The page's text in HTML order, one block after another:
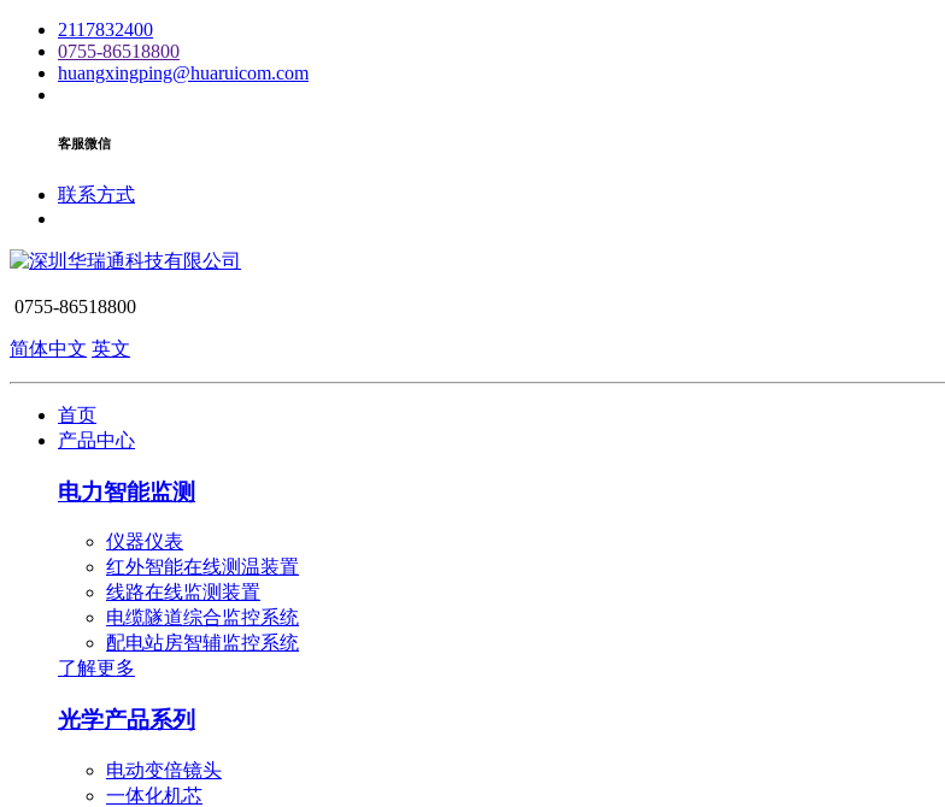
2117832400
0755-86518800
huangxingping@huaruicom.com
客服微信
联系方式
0755-86518800
简体中文 英文
首页
产品中心
电力智能监测
仪器仪表
红外智能在线测温装置
线路在线监测装置
电缆隧道综合监控系统
配电站房智辅监控系统
了解更多
光学产品系列
电动变倍镜头
一体化机芯